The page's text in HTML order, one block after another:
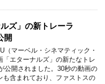
ズ」の新トレーラ
開
（マーベル・シネマティック・
「エターナルズ」の新たなトレ
公開されました。30秒の動画の
も含まれており、ファストスの